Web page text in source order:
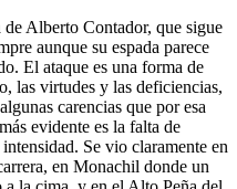
Alberto Contador, que sigue
aunque su espada parece
El ataque es una forma de
las virtudes y las deficiencias,
carencias que por esa
evidente es la falta de
Se vio claramente en
en Monachil donde un